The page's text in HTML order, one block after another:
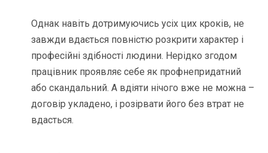
Однак навіть дотримуючись усіх цих кроків, не
завжди вдається повністю розкрити характер і
професійні здібності людини. Нерідко згодом
працівник проявляє себе як профнепридатний
або скандальний. А вдіяти нічого вже не можна –
договір укладено, і розірвати його без втрат не
вдасться.